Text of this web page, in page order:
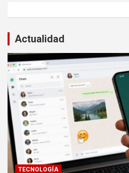
Actualidad
TECNOLOGÍA